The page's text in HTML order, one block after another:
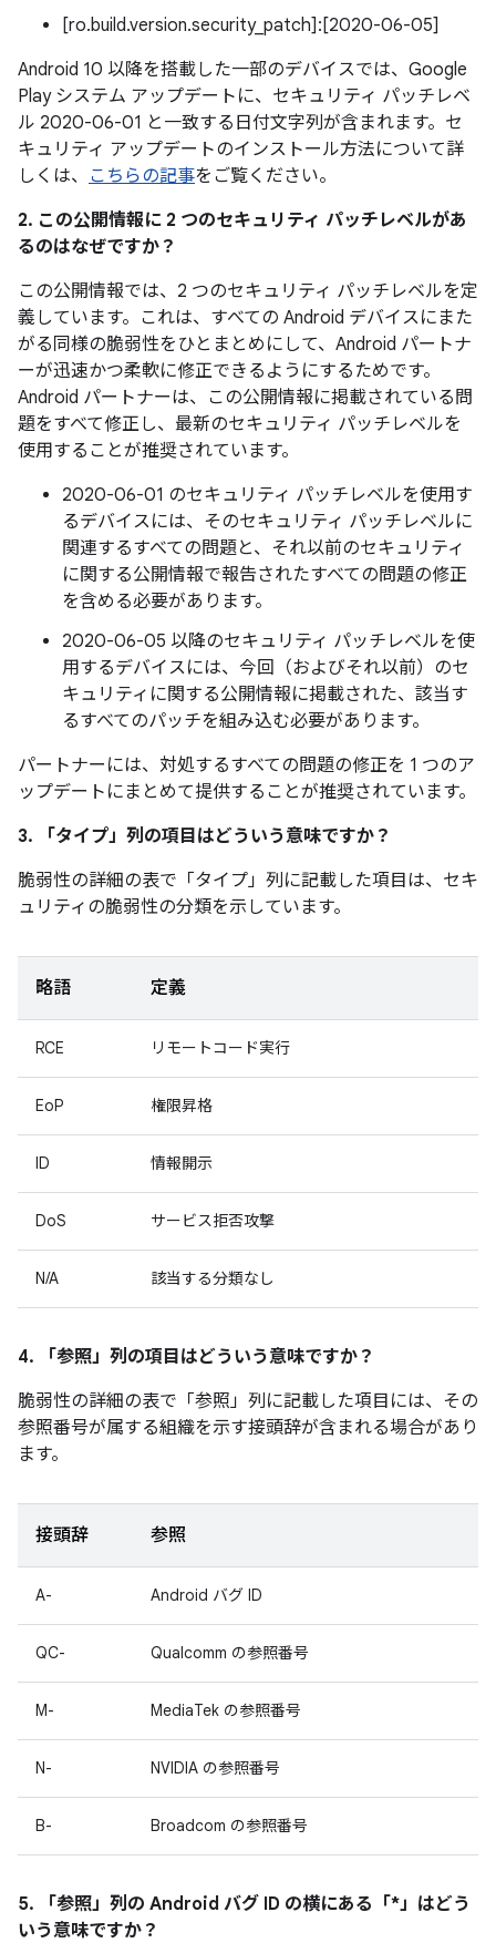
[ro.build.version.security_patch]:[2020-06-05]
Android 10 以降を搭載した一部のデバイスでは、Google
Play システム アップデートに、セキュリティ パッチレベ
ル 2020-06-01 と一致する日付文字列が含まれます。セ
キュリティ アップデートのインストール方法について詳
しくは、 こちらの記事をご覧ください。
2. この公開情報に 2 つのセキュリティ パッチレベルがあ
るのはなぜですか？
この公開情報では、2 つのセキュリティ パッチレベルを定
義しています。これは、すべての Android デバイスにまた
がる同様の脆弱性をひとまとめにして、Android パートナ
ーが迅速かつ柔軟に修正できるようにするためです。
Android パートナーは、この公開情報に掲載されている問
題をすべて修正し、最新のセキュリティ パッチレベルを
使用することが推奨されています。
2020-06-01 のセキュリティ パッチレベルを使用す
るデバイスには、そのセキュリティ パッチレベルに
関連するすべての問題と、それ以前のセキュリティ
に関する公開情報で報告されたすべての問題の修正
を含める必要があります。
2020-06-05 以降のセキュリティ パッチレベルを使
用するデバイスには、今回（およびそれ以前）のセ
キュリティに関する公開情報に掲載された、該当す
るすべてのパッチを組み込む必要があります。
パートナーには、対処するすべての問題の修正を 1 つのア
ップデートにまとめて提供することが推奨されています。
3. 「タイプ」 列の項目はどういう意味ですか？
脆弱性の詳細の表で「タイプ」 列に記載した項目は、セキ
ュリティの脆弱性の分類を示しています。
略語 定義
RCE リモートコード実行
EoP 権限昇格
ID 情報開示
DoS サービス拒否攻撃
N/A 該当する分類なし
4. 「参照」 列の項目はどういう意味ですか？
脆弱性の詳細の表で「参照」 列に記載した項目には、その
参照番号が属する組織を示す接頭辞が含まれる場合があり
ます。
接頭辞 参照
A- Android バグ ID
QC- Qualcomm の参照番号
M- MediaTek の参照番号
N- NVIDIA の参照番号
B- Broadcom の参照番号
5. 「参照」 列の Android バグ ID の横にある「*」はどう
いう意味ですか？